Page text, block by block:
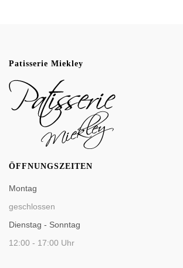
Patisserie Miekley
ÖFFNUNGSZEITEN
Montag
geschlossen
Dienstag - Sonntag
12:00 - 17:00 Uhr